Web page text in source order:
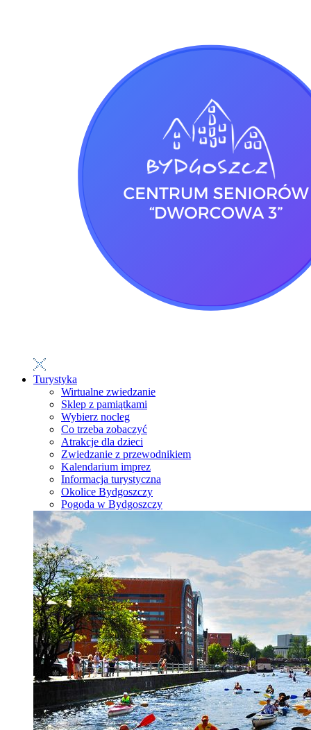
Turystyka
Wirtualne zwiedzanie
Sklep z pamiątkami
Wybierz nocleg
Co trzeba zobaczyć
Atrakcje dla dzieci
Zwiedzanie z przewodnikiem
Kalendarium imprez
Informacja turystyczna
Okolice Bydgoszczy
Pogoda w Bydgoszczy